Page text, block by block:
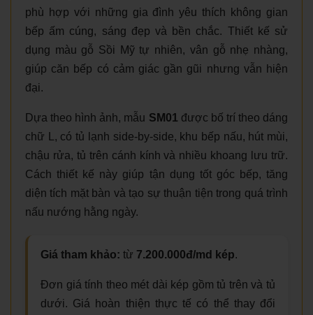
phù hợp với những gia đình yêu thích không gian
bếp ấm cúng, sáng đẹp và bền chắc. Thiết kế sử
dụng màu gỗ Sồi Mỹ tự nhiên, vân gỗ nhẹ nhàng,
giúp căn bếp có cảm giác gần gũi nhưng vẫn hiện
đại.
Dựa theo hình ảnh, mẫu SM01 được bố trí theo dáng
chữ L, có tủ lạnh side-by-side, khu bếp nấu, hút mùi,
chậu rửa, tủ trên cánh kính và nhiều khoang lưu trữ.
Cách thiết kế này giúp tận dụng tốt góc bếp, tăng
diện tích mặt bàn và tạo sự thuận tiện trong quá trình
nấu nướng hằng ngày.
Giá tham khảo: từ 7.200.000đ/md kép.
Đơn giá tính theo mét dài kép gồm tủ trên và tủ
dưới. Giá hoàn thiện thực tế có thể thay đổi